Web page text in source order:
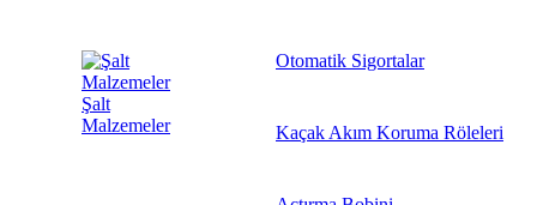
Şalt
Malzemeler
Otomatik Sigortalar
Kaçak Akım Koruma Röleleri